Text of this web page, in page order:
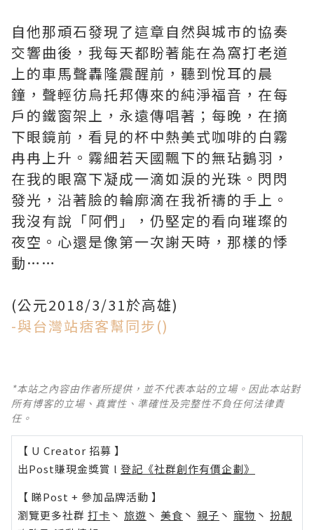
自他那頑石發現了這章自然與城市的協奏
交響曲後，我每天都盼著能在為窩打老道
上的車馬聲轟隆震醒前，聽到悅耳的晨
鐘，聲輕彷烏托邦傳來的純淨福音，在每
戶的鐵窗架上，永遠傳唱著；每晚，在摘
下眼鏡前，看見的杯中熱美式咖啡的白霧
冉冉上升。霧細若天國飄下的無玷鵝羽，
在我的眼窩下凝成一滴如淚的光珠。閃閃
發光，沿著臉的輪廓滴在我祈禱的手上。
我沒有說「阿們」，仍堅定的看向璀璨的
夜空。心還是像第一次謝天時，那樣的悸
動……
(公元2018/3/31於高雄)
-與台灣站痞客幫同步()
*本站之內容由作者所提供，並不代表本站的立場。因此本站對
所有博客的立場、真實性、準確性及完整性不負任何法律責
任。
【 U Creator 招募 】
出Post賺現金獎賞 l 登記《社群創作有價企劃》
【 睇Post + 參加品牌活動 】
瀏覽更多社群 打卡 丶 旅遊 丶 美食 丶 親子 丶 寵物 丶 扮靚